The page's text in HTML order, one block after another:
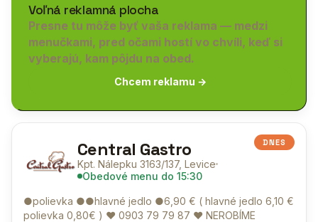
Voľná reklamná plocha
Presne tu môže byť vaša reklama — medzi
menučkami, pred očami hostí vo chvíli, keď si
vyberajú, kam pôjdu na obed.
Chcem reklamu →
Central Gastro
Kpt. Nálepku 3163/137, Levice
Obedové menu do 15:30
DNES
●polievka ●●hlavné jedlo ●6,90 € ( hlavné jedlo 6,10 €
polievka 0,80€ ) ♥ 0903 79 79 87 ♥ NEROBÍME